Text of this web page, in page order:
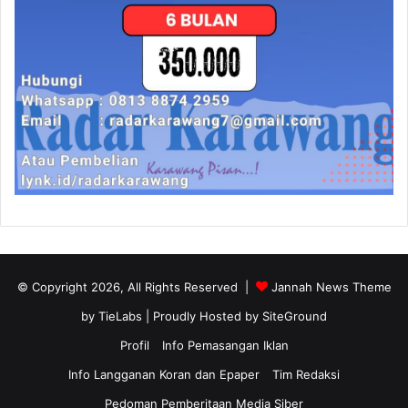
© Copyright 2026, All Rights Reserved |
Jannah News Theme
by TieLabs | Proudly Hosted by SiteGround
Profil
Info Pemasangan Iklan
Info Langganan Koran dan Epaper
Tim Redaksi
Pedoman Pemberitaan Media Siber